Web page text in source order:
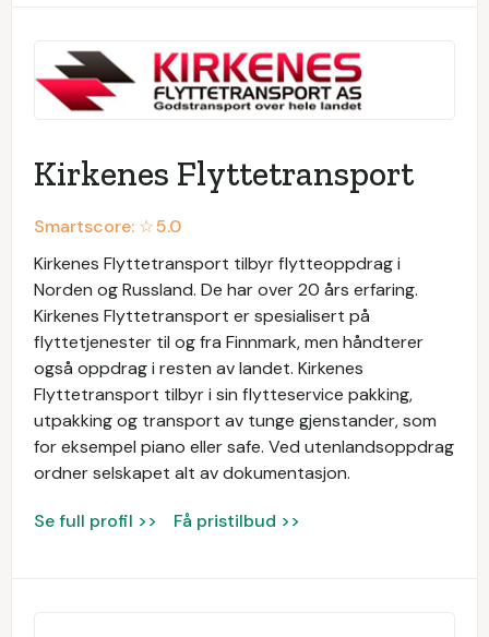
Kirkenes Flyttetransport
Smartscore: ☆5.0
Kirkenes Flyttetransport tilbyr flytteoppdrag i
Norden og Russland. De har over 20 års erfaring.
Kirkenes Flyttetransport er spesialisert på
flyttetjenester til og fra Finnmark, men håndterer
også oppdrag i resten av landet. Kirkenes
Flyttetransport tilbyr i sin flytteservice pakking,
utpakking og transport av tunge gjenstander, som
for eksempel piano eller safe. Ved utenlandsoppdrag
ordner selskapet alt av dokumentasjon.
Se full profil >> Få pristilbud >>